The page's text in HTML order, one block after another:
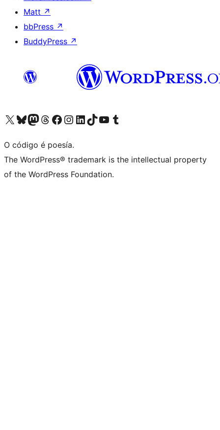
Matt ↗
bbPress ↗
BuddyPress ↗
Visita la cuenta de X (anteriormente Twitter)
Visita a nosa conta de Bluesky
Visita a nosa conta de Mastodon
Visita a nosa conta de Threads
Visita a nosa páxina de Facebook
Visita a nosa conta de Instagram
Visita a nosa conta de LinkedIn
Visita a nosa conta de TikTok
Visita a nosa canle de YouTube
Visita a nosa conta de Tumblr
O código é poesía.
The WordPress® trademark is the intellectual property
of the WordPress Foundation.